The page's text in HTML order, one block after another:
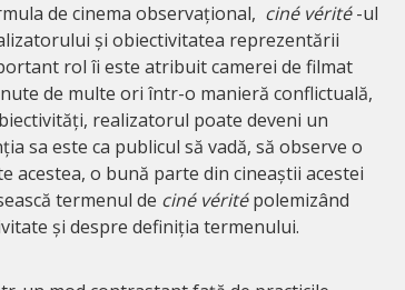
de cinema observațional, ciné vérité-ul
și obiectivitatea reprezentării
rol îi este atribuit camerei de filmat
de multe ori într-o manieră conflictuală,
realizatorul poate deveni un
sa este ca publicul să vadă, să observe o
acestea, o bună parte din cineaștii acestei
termenul de ciné véritépolemizând
și despre definiția termenului.